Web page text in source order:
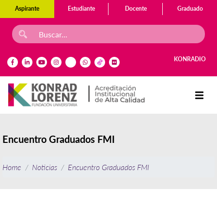
Aspirante Estudiante Docente Graduado
KONRADIO
Encuentro Graduados FMI
Home Noticias Encuentro Graduados FMI